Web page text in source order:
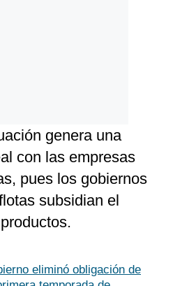
genera una
con las empresas
pues los gobiernos
subsidian el
eliminó obligación de